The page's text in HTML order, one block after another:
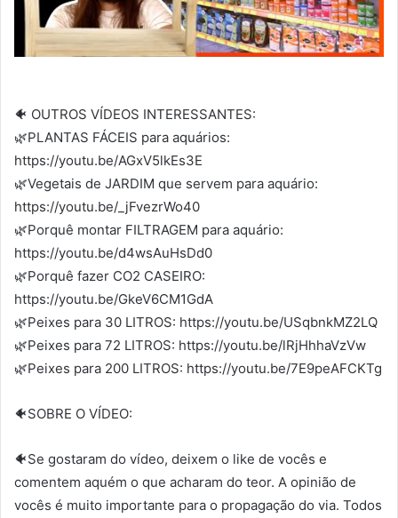
🐠 OUTROS VÍDEOS INTERESSANTES:
🌿PLANTAS FÁCEIS para aquários:
https://youtu.be/AGxV5lkEs3E
🌿Vegetais de JARDIM que servem para aquário:
https://youtu.be/_jFvezrWo40
🌿Porquê montar FILTRAGEM para aquário:
https://youtu.be/d4wsAuHsDd0
🌿Porquê fazer CO2 CASEIRO:
https://youtu.be/GkeV6CM1GdA
🌿Peixes para 30 LITROS: https://youtu.be/USqbnkMZ2LQ
🌿Peixes para 72 LITROS: https://youtu.be/lRjHhhaVzVw
🌿Peixes para 200 LITROS: https://youtu.be/7E9peAFCKTg
🐠SOBRE O VÍDEO:
🐠Se gostaram do vídeo, deixem o like de vocês e
comentem aquém o que acharam do teor. A opinião de
vocês é muito importante para o propagação do via. Todos